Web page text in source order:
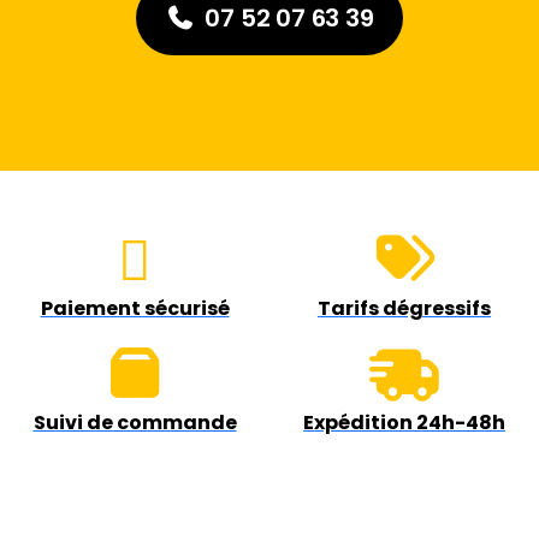
07 52 07 63 39
Paiement sécurisé Tarifs dégressifs
Suivi de commande Expédition 24h-48h